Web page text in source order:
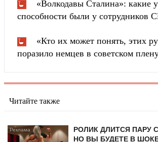
«Волкодавы Сталина»: какие
способности были у
«Кто их может понять, этих
поразило немцев в советском
Читайте также
РОЛИК ДЛИТСЯ ПАРУ
НО ВЫ БУДЕТЕ В